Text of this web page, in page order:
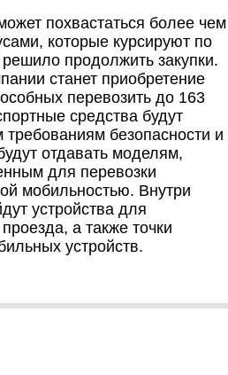
похвастаться более чем
которые курсируют по
продолжить закупки.
станет приобретение
перевозить до 163
средства будут
безопасности и
отдавать моделям,
для перевозки
мобильностью. Внутри
устройства для
а также точки
устройств.